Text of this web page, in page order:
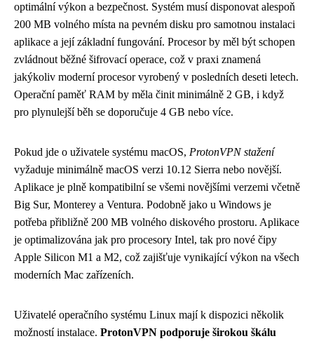
optimální výkon a bezpečnost. Systém musí disponovat alespoň
200 MB volného místa na pevném disku pro samotnou instalaci
aplikace a její základní fungování. Procesor by měl být schopen
zvládnout běžné šifrovací operace, což v praxi znamená
jakýkoliv moderní procesor vyrobený v posledních deseti letech.
Operační paměť RAM by měla činit minimálně 2 GB, i když
pro plynulejší běh se doporučuje 4 GB nebo více.
Pokud jde o uživatele systému macOS, ProtonVPN stažení
vyžaduje minimálně macOS verzi 10.12 Sierra nebo novější.
Aplikace je plně kompatibilní se všemi novějšími verzemi včetně
Big Sur, Monterey a Ventura. Podobně jako u Windows je
potřeba přibližně 200 MB volného diskového prostoru. Aplikace
je optimalizována jak pro procesory Intel, tak pro nové čipy
Apple Silicon M1 a M2, což zajišťuje vynikající výkon na všech
moderních Mac zařízeních.
Uživatelé operačního systému Linux mají k dispozici několik
možností instalace. ProtonVPN podporuje širokou škálu